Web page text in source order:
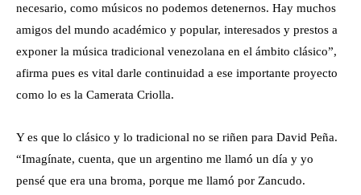
necesario, como músicos no podemos detenernos. Hay muchos
amigos del mundo académico y popular, interesados y prestos a
exponer la música tradicional venezolana en el ámbito clásico”,
afirma pues es vital darle continuidad a ese importante proyecto
como lo es la Camerata Criolla.
Y es que lo clásico y lo tradicional no se riñen para David Peña.
“Imagínate, cuenta, que un argentino me llamó un día y yo
pensé que era una broma, porque me llamó por Zancudo.